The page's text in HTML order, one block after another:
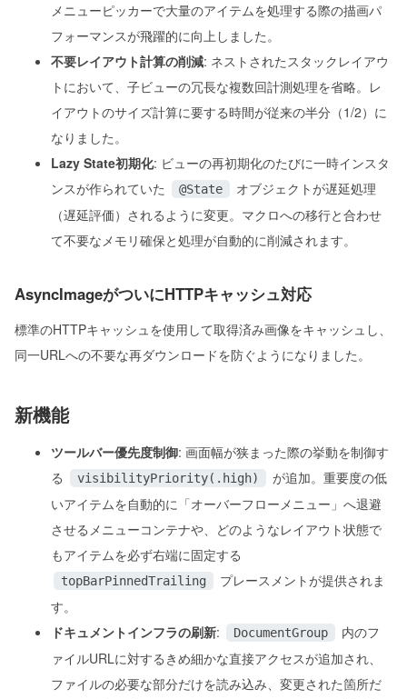
メニューピッカーで大量のアイテムを処理する際の描画パ
フォーマンスが飛躍的に向上しました。
不要レイアウト計算の削減: ネストされたスタックレイアウ
トにおいて、子ビューの冗長な複数回計測処理を省略。レ
イアウトのサイズ計算に要する時間が従来の半分（1/2）に
なりました。
Lazy State初期化: ビューの再初期化のたびに一時インスタ
ンスが作られていた
@State
オブジェクトが遅延処理
（遅延評価）されるように変更。マクロへの移行と合わせ
て不要なメモリ確保と処理が自動的に削減されます。
AsyncImageがついにHTTPキャッシュ対応
標準のHTTPキャッシュを使用して取得済み画像をキャッシュし、
同一URLへの不要な再ダウンロードを防ぐようになりました。
新機能
ツールバー優先度制御: 画面幅が狭まった際の挙動を制御す
る
visibilityPriority(.high)
が追加。重要度の低
いアイテムを自動的に「オーバーフローメニュー」へ退避
させるメニューコンテナや、どのようなレイアウト状態で
もアイテムを必ず右端に固定する
topBarPinnedTrailing
プレースメントが提供されま
す。
ドキュメントインフラの刷新: DocumentGroup
内のフ
ァイルURLに対するきめ細かな直接アクセスが追加され、
ファイルの必要な部分だけを読み込み、変更された箇所だ